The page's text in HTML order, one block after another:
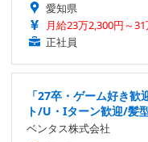
愛知県
月給23万2,300円～
正社員
「27卒・ゲーム好き
ト/U・Iターン歓迎/髪
ベンタス株式会社